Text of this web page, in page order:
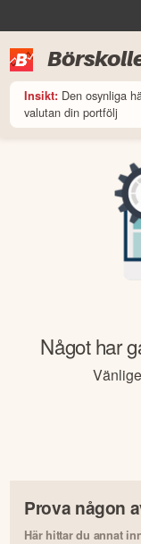
Insikt: Den osynliga
valutan din portfölj
Något har
Prova någon
Här hittar du annat